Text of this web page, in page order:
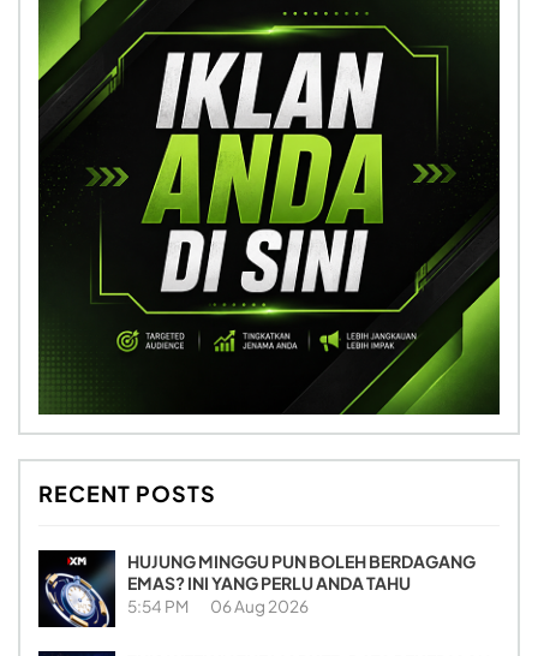
RECENT POSTS
HUJUNG MINGGU PUN BOLEH BERDAGANG
EMAS? INI YANG PERLU ANDA TAHU
5:54 PM 06 Aug 2026